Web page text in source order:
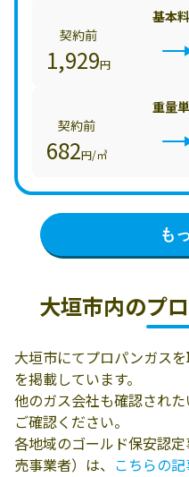
基本
契約前
1,929円
重量
契約前
682円/㎥
も
大垣市内のプ
大垣市にてプロパンガス
を掲載しています。
他のガス会社も確認された
ご確認ください。
各地域のゴールド保安認
売事業者）は、 こちらの